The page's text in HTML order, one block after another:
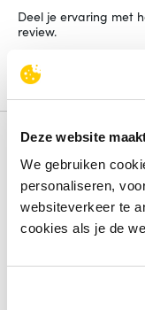
Deze website
We gebruiken
personaliseren,
websiteverkeer te
cookies als je de
Deel je ervaring met
review.
Schrijf een review
Alternatieven
Vergelijk